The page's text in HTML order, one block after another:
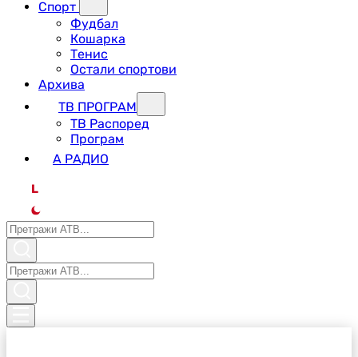
Спорт
Фудбал
Кошарка
Тенис
Остали спортови
Архива
ТВ ПРОГРАМ
ТВ Распоред
Програм
А РАДИО
L